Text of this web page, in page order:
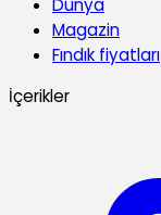
Magazin
Fındık fiyatları
İçerikler